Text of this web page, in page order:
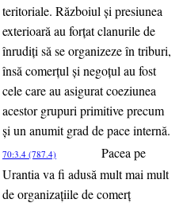
teritoriale. Războiul şi presiunea
exterioară au forţat clanurile de
înrudiţi să se organizeze în triburi,
însă comerţul şi negoţul au fost
cele care au asigurat coeziunea
acestor grupuri primitive precum
şi un anumit grad de pace internă.
70:3.4 (787.4)
Pacea pe
Urantia va fi adusă mult mai mult
de organizaţiile de comerţ